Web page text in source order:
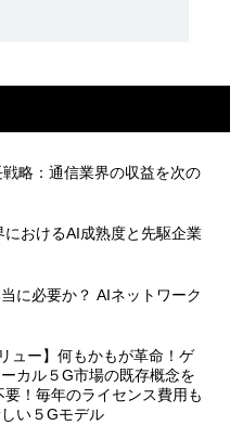
略：通信業界の収益を次の
におけるAI成熟度と先駆企業
に必要か？ AIネットワーク
ュー】何もかもが革命！ゲ
カル５G市場の既存概念を
！毎年のライセンス費用も
い５Gモデル